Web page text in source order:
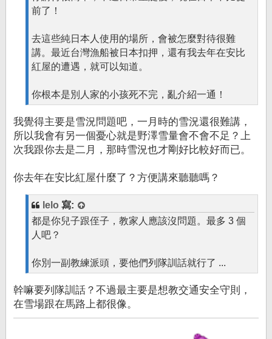
前了！
去這些純日本人使用的場所，會被怎麼對待很難
講。最近台灣漁船被日本扣押，還有我去年在安比
紅屋的遭遇，就可以知道。
你根本是別人家的小孩死不完，亂介紹一通！
我覺得主要是雪況問題吧，一月時的雪況還很難講，
所以我會有另一個憂心就是野澤雪量會不會不足？上
次我跟你去是二月，那時雪況也才剛好比較好而已。
你去年在安比紅屋什麼了？方便講來聽聽嗎？
lelo 寫:
都是你兒子跟侄子，教家人應該沒問題。最多 3 個
人吧？
你別一副教練派頭，要他們列隊訓話就行了 ...
幹嘛要列隊訓話？不過最主要是想教交通安全守則，
在雪場跟在馬路上都很像。